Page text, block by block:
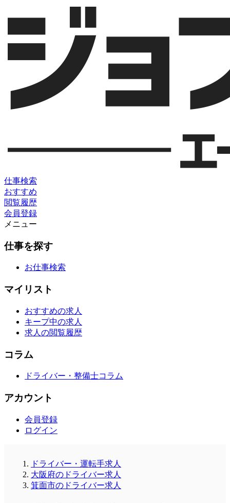
仕事検索
おすすめ
閲覧履歴
会員登録
メニュー
仕事を探す
お仕事検索
マイリスト
おすすめの求人
キープ中の求人
求人の閲覧履歴
コラム
ドライバー・整備士コラム
アカウント
会員登録
ログイン
ドライバー・運転手求人
大阪府のドライバー求人
箕面市のドライバー求人